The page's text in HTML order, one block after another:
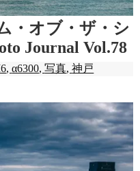
・オブ・ザ・シ
Journal Vol.78
,α6300,写真,神戸